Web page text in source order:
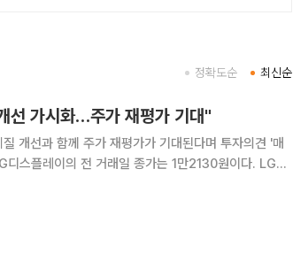
최신순
정확도순
선 가시화…주가 재평가 기대"
개선과 함께 주가 재평가가 기대된다며 투자의견 '매
플레이의 전 거래일 종가는 1만2130원이다. LG디
은 103